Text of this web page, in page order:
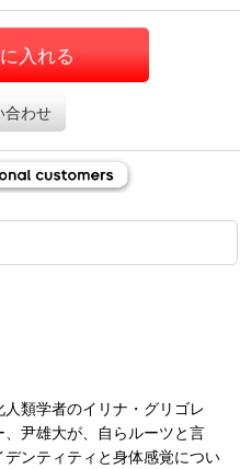
入れる
合わせ
類学者のイリナ・グリゴレ
尹雄大が、自らルーツと言
ンティティと身体感覚につい